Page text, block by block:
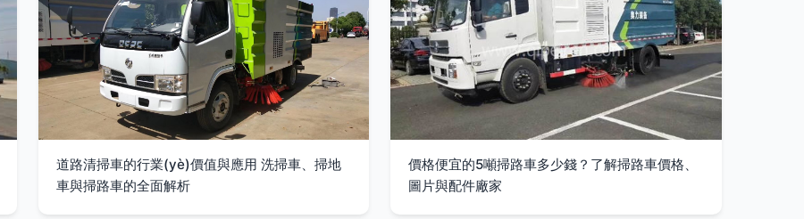
道路清掃車的行業(yè)價值與應用 洗掃車、掃地
車與掃路車的全面解析
價格便宜的5噸掃路車多少錢？了解掃路車價格、
圖片與配件廠家